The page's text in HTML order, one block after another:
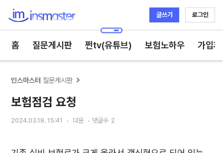
글쓰기 로그인
홈 질문게시판 쩐tv(유튜브) 보험노하우 가입
인스마스터 질문게시판
보험점검 요청
2024.03.18. 15:41 다운 댓글수 2